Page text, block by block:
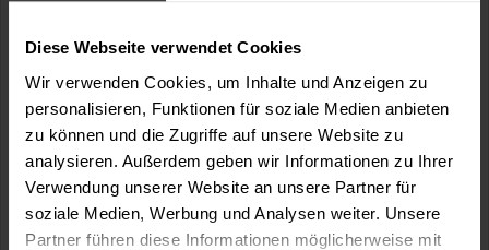
Diese Webseite verwendet Cookies
Wir verwenden Cookies, um Inhalte und Anzeigen zu
personalisieren, Funktionen für soziale Medien anbieten
zu können und die Zugriffe auf unsere Website zu
analysieren. Außerdem geben wir Informationen zu Ihrer
Verwendung unserer Website an unsere Partner für
soziale Medien, Werbung und Analysen weiter. Unsere
Partner führen diese Informationen möglicherweise mit
In denWarenkorb